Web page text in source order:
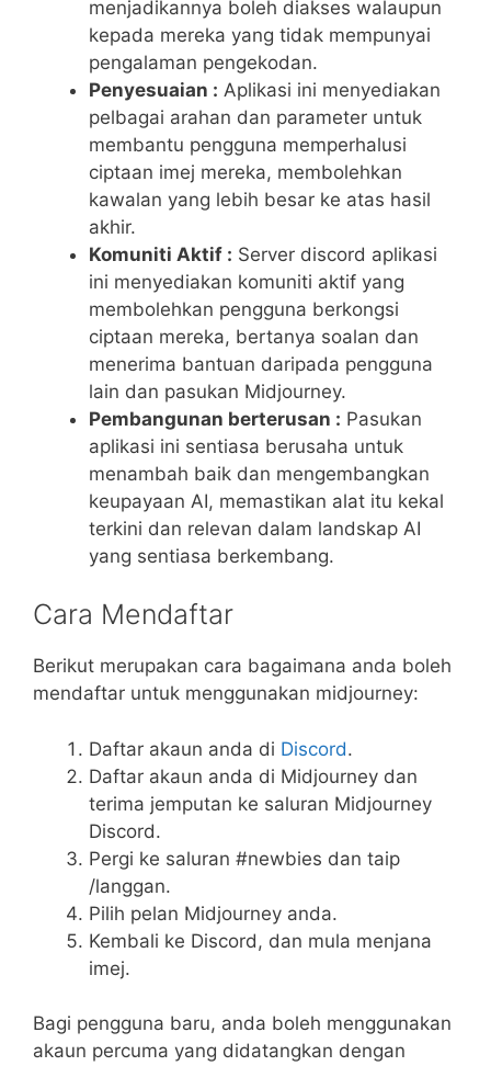
menjadikannya boleh diakses walaupun
kepada mereka yang tidak mempunyai
pengalaman pengekodan.
Penyesuaian : Aplikasi ini menyediakan
pelbagai arahan dan parameter untuk
membantu pengguna memperhalusi
ciptaan imej mereka, membolehkan
kawalan yang lebih besar ke atas hasil
akhir.
Komuniti Aktif : Server discord aplikasi
ini menyediakan komuniti aktif yang
membolehkan pengguna berkongsi
ciptaan mereka, bertanya soalan dan
menerima bantuan daripada pengguna
lain dan pasukan Midjourney.
Pembangunan berterusan : Pasukan
aplikasi ini sentiasa berusaha untuk
menambah baik dan mengembangkan
keupayaan AI, memastikan alat itu kekal
terkini dan relevan dalam landskap AI
yang sentiasa berkembang.
Cara Mendaftar
Berikut merupakan cara bagaimana anda boleh
mendaftar untuk menggunakan midjourney:
Daftar akaun anda di Discord.
Daftar akaun anda di Midjourney dan
terima jemputan ke saluran Midjourney
Discord.
Pergi ke saluran #newbies dan taip
/langgan.
Pilih pelan Midjourney anda.
Kembali ke Discord, dan mula menjana
imej.
Bagi pengguna baru, anda boleh menggunakan
akaun percuma yang didatangkan dengan